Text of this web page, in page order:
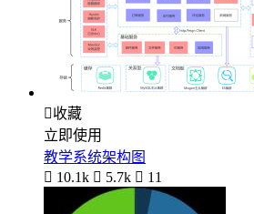
收藏
立即使用
教学系统架构图
 10.1k  5.7k  11